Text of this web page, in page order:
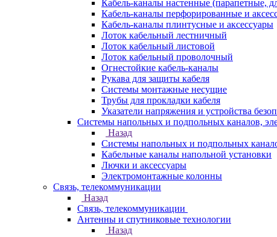
Кабель-каналы настенные (парапетные,
Кабель-каналы перфорированные и
Кабель-каналы плинтусные и аксессуары
Лоток кабельный лестничный
Лоток кабельный листовой
Лоток кабельный проволочный
Огнестойкие кабель-каналы
Рукава для защиты кабеля
Системы монтажные несущие
Трубы для прокладки кабеля
Указатели напряжения и устройства
Системы напольных и подпольных каналов,
Назад
Системы напольных и подпольных
Кабельные каналы напольной установки
Лючки и аксессуары
Электромонтажные колонны
Связь, телекоммуникации
Назад
Связь, телекоммуникации
Антенны и спутниковые технологии
Назад